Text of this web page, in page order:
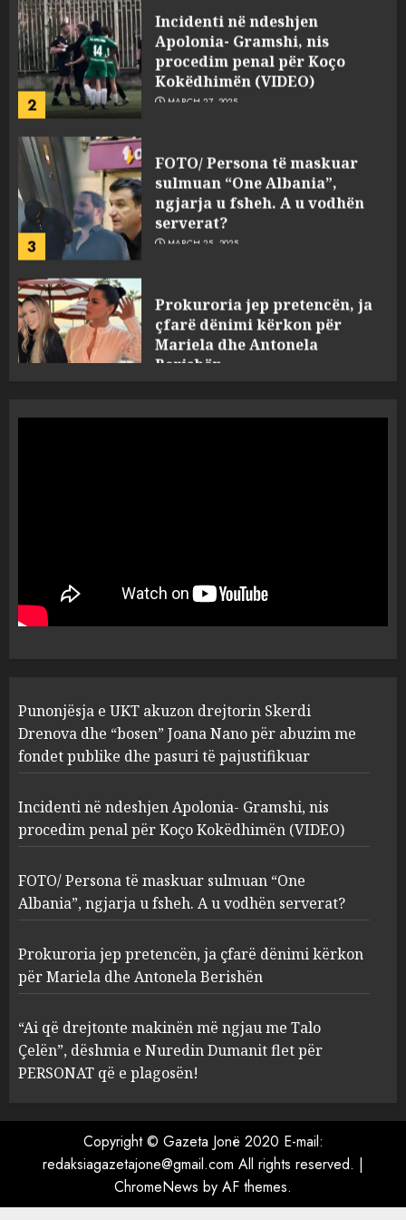
2
procedim penal për Koço
Kokëdhimën (VIDEO)
MARCH 27, 2025
3
ngjarja u fsheh. A u vodhën
serverat?
MARCH 25, 2025
4
Mariela dhe Antonela
Berishën
MARCH 25, 2025
1
“bosen” Joana Nano për
abuzim me fondet publike dhe
pasuri të pajustifikuar
2
Apolonia- Gramshi, nis
procedim penal për Koço
Kokëdhimën (VIDEO)
MARCH 27, 2025
3
FOTO/ Persona të maskuar
sulmuan “One Albania”,
ngjarja u fsheh. A u vodhën
serverat?
MARCH 25, 2025
4
Prokuroria jep pretencën, ja
çfarë dënimi kërkon për
Berishën
MARCH 25, 2025
ngjau me Talo Çelën”,
dëshmia e Nuredin Dumanit
flet për PERSONAT që e
plagosën!
Punonjësja e UKT akuzon drejtorin Skerdi
Drenova dhe “bosen” Joana Nano për abuzim me
fondet publike dhe pasuri të pajustifikuar
Incidenti në ndeshjen Apolonia- Gramshi, nis
procedim penal për Koço Kokëdhimën (VIDEO)
FOTO/ Persona të maskuar sulmuan “One
Albania”, ngjarja u fsheh. A u vodhën serverat?
Prokuroria jep pretencën, ja çfarë dënimi kërkon
për Mariela dhe Antonela Berishën
“Ai që drejtonte makinën më ngjau me Talo
Çelën”, dëshmia e Nuredin Dumanit flet për
PERSONAT që e plagosën!
Copyright © Gazeta Jonë 2020 E-mail:
redaksiagazetajone@gmail.com All rights reserved. |
ChromeNews by AF themes.